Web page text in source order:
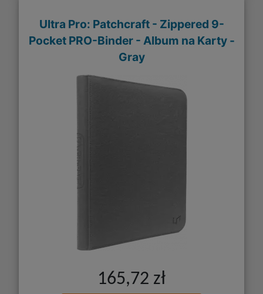
Ultra Pro: Patchcraft - Zippered 9-
Pocket PRO-Binder - Album na Karty -
Gray
165,72 zł